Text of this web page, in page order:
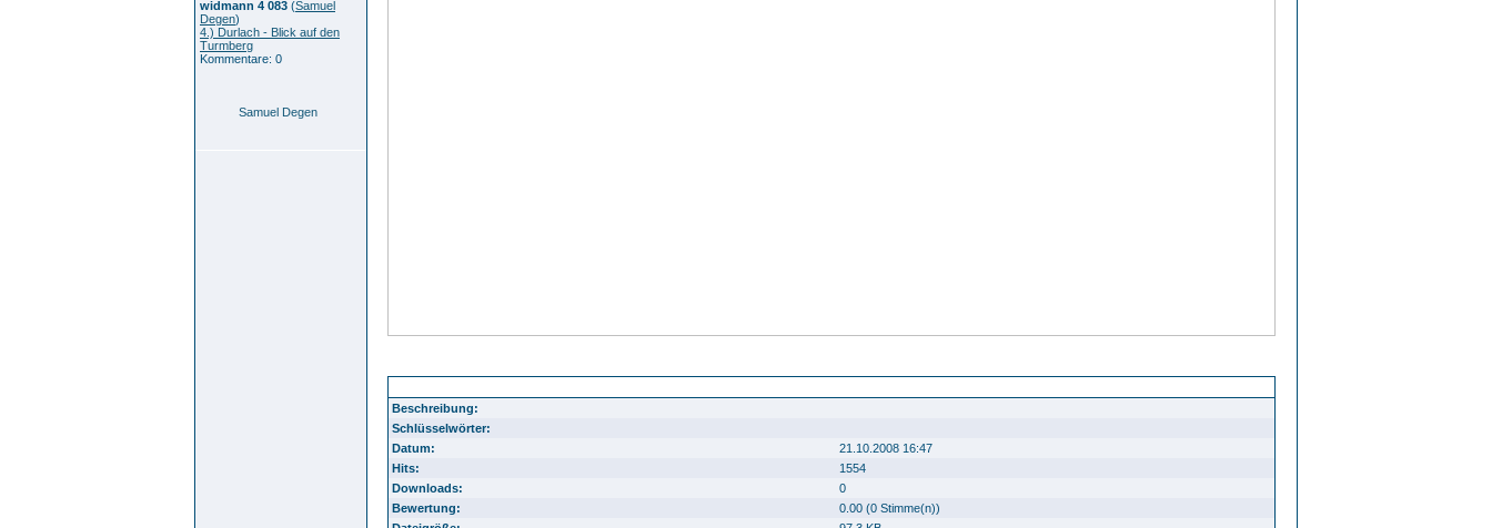
widmann 4 083 (Samuel
Degen)
4.) Durlach - Blick auf den
Turmberg
Kommentare: 0
Samuel Degen
Beschreibung:
Schlüsselwörter:
Datum:
21.10.2008 16:47
Hits:
1554
Downloads:
0
Bewertung:
0.00 (0 Stimme(n))